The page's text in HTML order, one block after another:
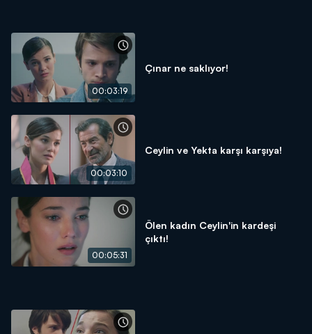
00:03:19
Çınar ne saklıyor!
00:03:10
Ceylin ve Yekta karşı karşıya!
00:05:31
Ölen kadın Ceylin'in kardeşi
çıktı!